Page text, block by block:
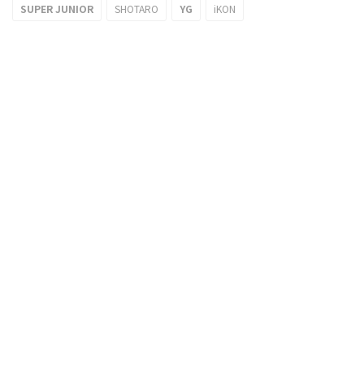
SUPER JUNIOR SHOTARO YG iKON